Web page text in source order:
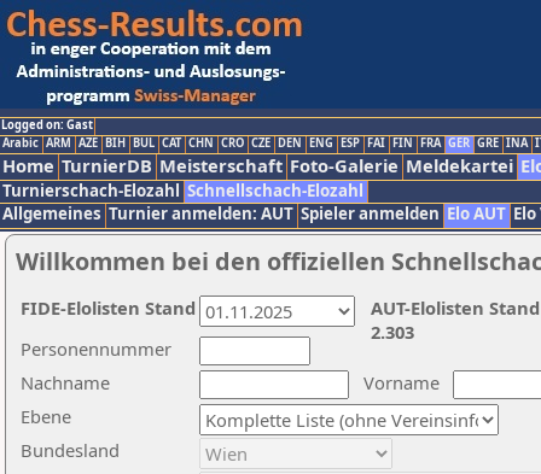
Logged on: Gast
Arabic ARM AZE BIH BUL CAT CHN CRO CZE DEN ENG ESP FAI FIN FRA GER GRE INA
Home TurnierDB Meisterschaft Foto-Galerie Meldekartei
Turnierschach-Elozahl Schnellschach-Elozahl
Allgemeines Turnier anmelden: AUT Spieler anmelden Elo AUT
Willkommen bei den offiziellen
Nachname
Vorname
Ebene
Personennummer
Bundesland
AUT-Elolisten
2.303
FIDE-Elolisten Stand